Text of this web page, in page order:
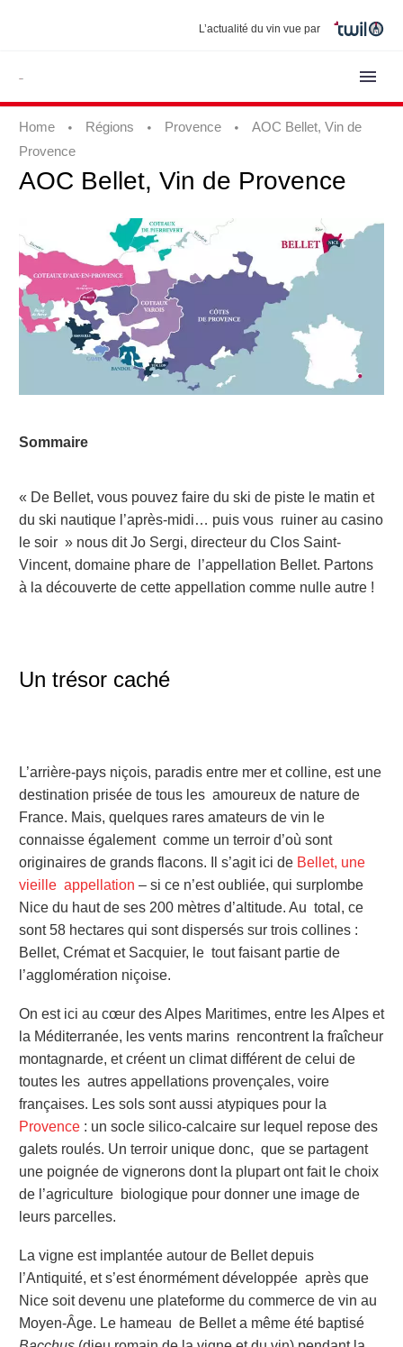
L’actualité du vin vue par
Home Régions Provence
AOC Bellet, Vin de
Provence
AOC Bellet, Vin de Provence
Sommaire
« De Bellet, vous pouvez faire du ski de piste le matin et
du ski nautique l’après-midi… puis vous ruiner au casino
le soir » nous dit Jo Sergi, directeur du Clos Saint-
Vincent, domaine phare de l’appellation Bellet. Partons
à la découverte de cette appellation comme nulle autre !
Un trésor caché
L’arrière-pays niçois, paradis entre mer et colline, est une
destination prisée de tous les amoureux de nature de
France. Mais, quelques rares amateurs de vin le
connaisse également comme un terroir d’où sont
originaires de grands flacons. Il s’agit ici de Bellet, une
vieille appellation – si ce n’est oubliée, qui surplombe
Nice du haut de ses 200 mètres d’altitude. Au total, ce
sont 58 hectares qui sont dispersés sur trois collines :
Bellet, Crémat et Sacquier, le tout faisant partie de
l’agglomération niçoise.
On est ici au cœur des Alpes Maritimes, entre les Alpes et
la Méditerranée, les vents marins rencontrent la fraîcheur
montagnarde, et créent un climat différent de celui de
toutes les autres appellations provençales, voire
françaises. Les sols sont aussi atypiques pour la
Provence : un socle silico-calcaire sur lequel repose des
galets roulés. Un terroir unique donc, que se partagent
une poignée de vignerons dont la plupart ont fait le choix
de l’agriculture biologique pour donner une image de
leurs parcelles.
La vigne est implantée autour de Bellet depuis
l’Antiquité, et s’est énormément développée après que
Nice soit devenu une plateforme du commerce de vin au
Moyen-Âge. Le hameau de Bellet a même été baptisé